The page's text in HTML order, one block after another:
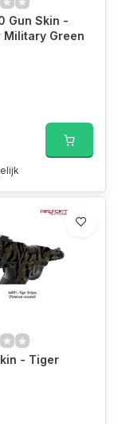
Gun Skin -
Military Green
- Tiger